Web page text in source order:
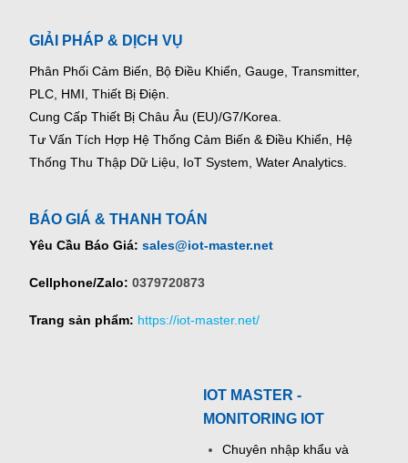
GIẢI PHÁP & DỊCH VỤ
Phân Phối Cảm Biến, Bộ Điều Khiển, Gauge, Transmitter,
PLC, HMI, Thiết Bị Điện.
Cung Cấp Thiết Bị Châu Âu (EU)/G7/Korea.
Tư Vấn Tích Hợp Hệ Thống Cảm Biến & Điều Khiển, Hệ
Thống Thu Thập Dữ Liệu, IoT System, Water Analytics.
BÁO GIÁ & THANH TOÁN
Yêu Cầu Báo Giá: sales@iot-master.net
Cellphone/Zalo: 0379720873
Trang sản phẩm: https://iot-master.net/
IOT MASTER -
MONITORING IOT
Chuyên nhập khẩu và